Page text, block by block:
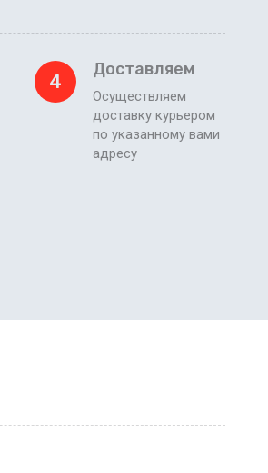
4
Доставляем
Осуществляем
доставку курьером
по указанному вами
адресу